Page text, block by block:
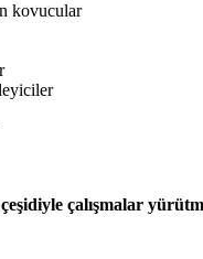
kovucular
çalışmalar